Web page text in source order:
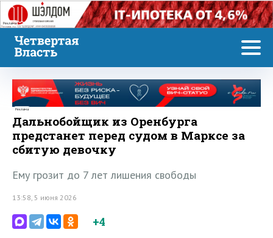
Реклама
Реклама
Дальнобойщик из Оренбурга
предстанет перед судом в Марксе за
сбитую девочку
Ему грозит до 7 лет лишения свободы
13:58, 5 июня 2026
+4